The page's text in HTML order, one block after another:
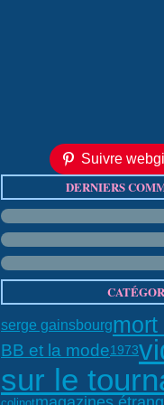
Suivre
DERNIERS
serge gainsbourgmort
BB et la mode1973
sur le